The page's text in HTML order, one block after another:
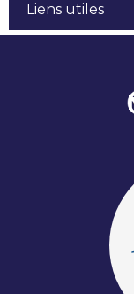
Liens utiles